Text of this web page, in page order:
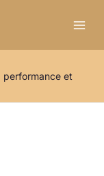
performance et